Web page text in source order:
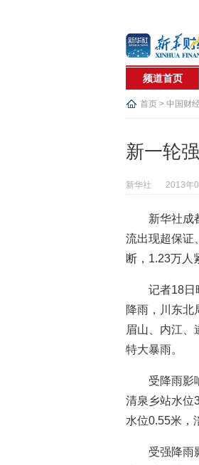
频道首页
首页 > 中国财
新一轮
新华社 2013年
新华社成
流出现超保证
断，1.23万人
记者18日
降雨，川东北
眉山、内江、
特大暴雨。
受降雨影
清泉乡站水位
水位0.55米，
受强降雨